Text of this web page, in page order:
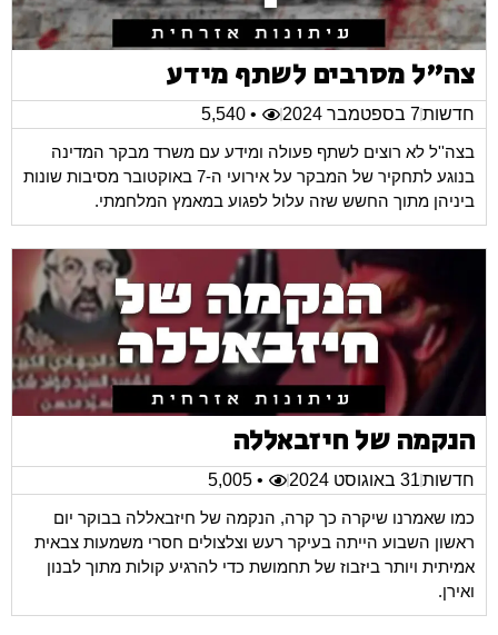
צה"ל מסרבים לשתף מידע
חדשות7 בספטמבר 2024
• 5,540
בצה''ל לא רוצים לשתף פעולה ומידע עם משרד מבקר המדינה
בנוגע לתחקיר של המבקר על אירועי ה-7 באוקטובר מסיבות שונות
ביניהן מתוך החשש שזה עלול לפגוע במאמץ המלחמתי.
הנקמה של חיזבאללה
חדשות31 באוגוסט 2024
• 5,005
כמו שאמרנו שיקרה כך קרה, הנקמה של חיזבאללה בבוקר יום
ראשון השבוע הייתה בעיקר רעש וצלצולים חסרי משמעות צבאית
אמיתית ויותר ביזבוז של תחמושת כדי להרגיע קולות מתוך לבנון
ואירן.